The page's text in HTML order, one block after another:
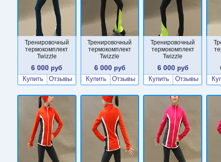
Тренировочный
термокомплект
Twizzle
6 000 руб
Купить
Отзывы
Тренировочный
термокомплект
Twizzle
6 000 руб
Купить
Отзывы
Тренировочный
термокомплект
Twizzle
6 000руб
Купить
Отзывы